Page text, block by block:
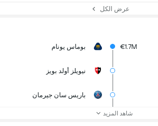
عرض الكل
€1.7M بوماس يونام
نيويلز أولد بويز
باريس سان جيرمان
شاهد المزيد